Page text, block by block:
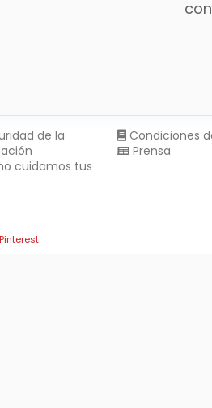
de la
cuidamos tus
Condiciones
Prensa
Pinterest